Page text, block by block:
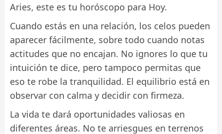
Aries, este es tu horóscopo para Hoy.
Cuando estás en una relación, los celos pueden
aparecer fácilmente, sobre todo cuando notas
actitudes que no encajan. No ignores lo que tu
intuición te dice, pero tampoco permitas que
eso te robe la tranquilidad. El equilibrio está en
observar con calma y decidir con firmeza.
La vida te dará oportunidades valiosas en
diferentes áreas. No te arriesgues en terrenos